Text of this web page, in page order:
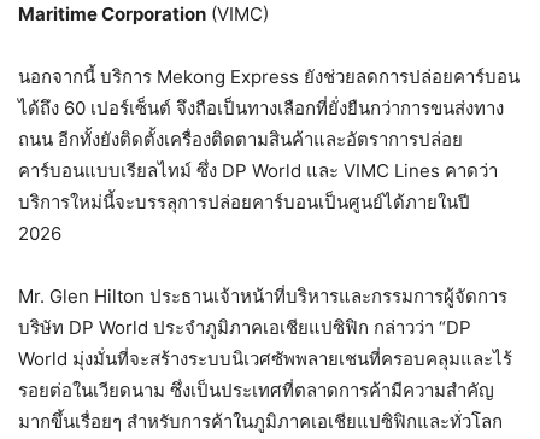
Maritime Corporation (VIMC)
นอกจากนี้ บริการ Mekong Express ยังช่วยลดการปล่อยคาร์บอน
ได้ถึง 60 เปอร์เซ็นต์ จึงถือเป็นทางเลือกที่ยั่งยืนกว่าการขนส่งทาง
ถนน อีกทั้งยังติดตั้งเครื่องติดตามสินค้าและอัตราการปล่อย
คาร์บอนแบบเรียลไทม์ ซึ่ง DP World และ VIMC Lines คาดว่า
บริการใหม่นี้จะบรรลุการปล่อยคาร์บอนเป็นศูนย์ได้ภายในปี
2026
Mr. Glen Hilton ประธานเจ้าหน้าที่บริหารและกรรมการผู้จัดการ
บริษัท DP World ประจำภูมิภาคเอเชียแปซิฟิก กล่าวว่า “DP
World มุ่งมั่นที่จะสร้างระบบนิเวศซัพพลายเชนที่ครอบคลุมและไร้
รอยต่อในเวียดนาม ซึ่งเป็นประเทศที่ตลาดการค้ามีความสำคัญ
มากขึ้นเรื่อยๆ สำหรับการค้าในภูมิภาคเอเชียแปซิฟิกและทั่วโลก